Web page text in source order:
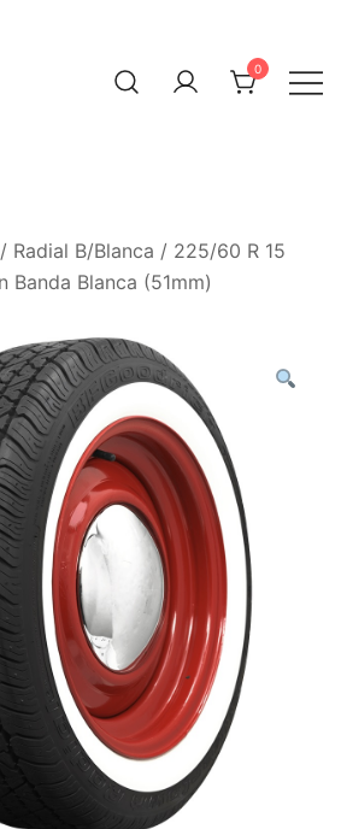
0
/ Radial B/Blanca / 225/60 R 15
Banda Blanca (51mm)